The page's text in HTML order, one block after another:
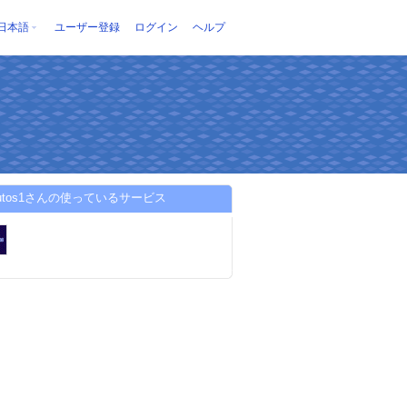
本語 ユーザー登録 ログイン ヘルプ
さんの使っているサービス